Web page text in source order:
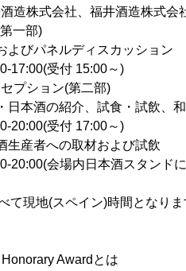
式会社、福井酒造株式会
一部)
ネルディスカッション
受付 15:00～)
ョン(第二部)
の紹介、試食・試飲、和
受付 17:00～)
への取材および試飲
会場内日本酒スタンドに
て現地(スペイン)時間となりま
Awardとは